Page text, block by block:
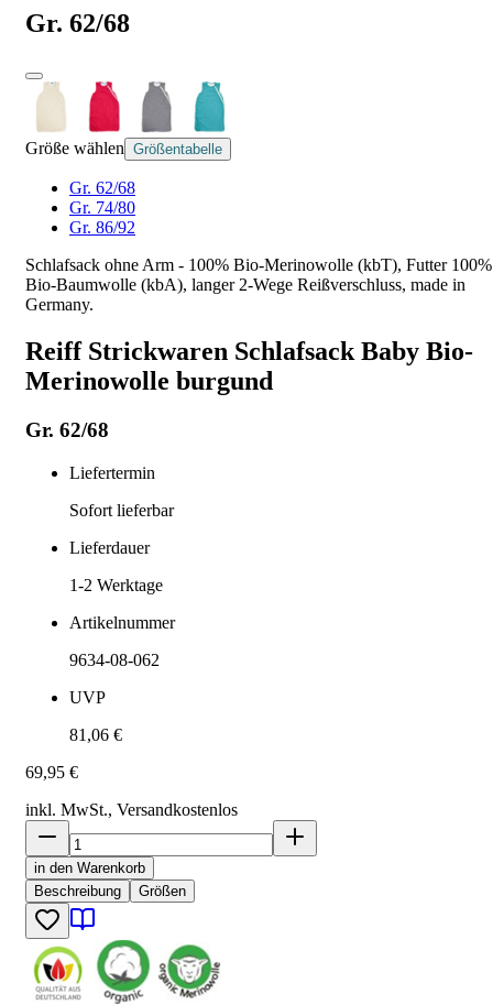
Gr. 62/68
Größe wählen Größentabelle
Gr. 62/68
Gr. 74/80
Gr. 86/92
Schlafsack ohne Arm - 100% Bio-Merinowolle (kbT), Futter 100%
Bio-Baumwolle (kbA), langer 2-Wege Reißverschluss, made in
Germany.
Reiff Strickwaren Schlafsack Baby Bio-
Merinowolle burgund
Gr. 62/68
Liefertermin
Sofort lieferbar
Lieferdauer
1-2 Werktage
Artikelnummer
9634-08-062
UVP
81,06 €
69,95 €
inkl. MwSt., Versandkostenlos
in den Warenkorb
Beschreibung
Größen